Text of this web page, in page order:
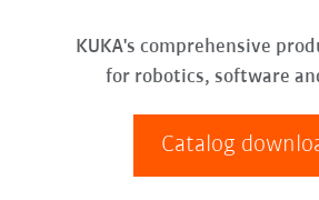
KUKA's comprehensive
for robotics, software
Catalog